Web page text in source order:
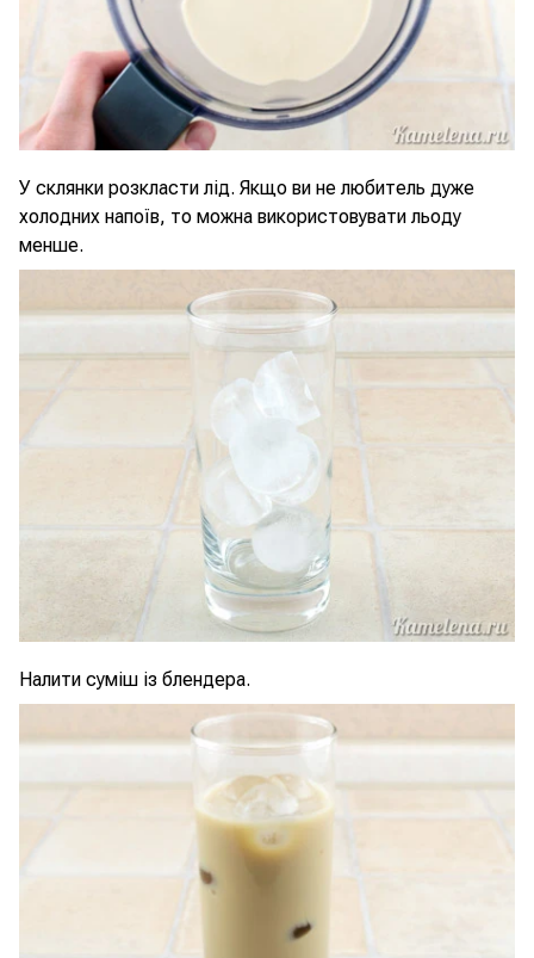
У склянки розкласти лід. Якщо ви не любитель дуже
холодних напоїв, то можна використовувати льоду
менше.
Налити суміш із блендера.